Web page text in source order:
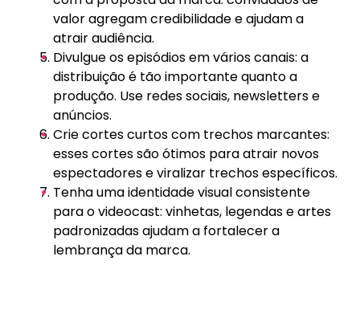
valor agregam credibilidade e ajudam a
atrair audiência.
Divulgue os episódios em vários canais: a
distribuição é tão importante quanto a
produção. Use redes sociais, newsletters e
anúncios.
Crie cortes curtos com trechos marcantes:
esses cortes são ótimos para atrair novos
espectadores e viralizar trechos específicos.
Tenha uma identidade visual consistente
para o videocast: vinhetas, legendas e artes
padronizadas ajudam a fortalecer a
lembrança da marca.